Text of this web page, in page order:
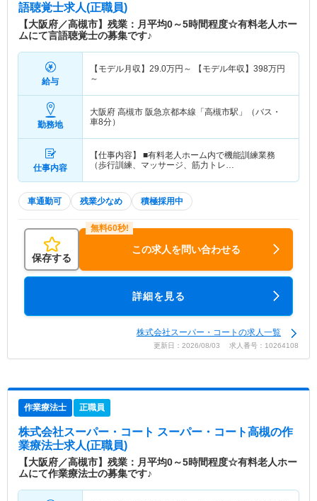
語聴覚士求人(正職員)
【大阪府／高槻市】残業：月平均0～5時間程度☆有料老人ホー
ムにて言語聴覚士の募集です♪
給与
【モデル月収】 29.0万円～ 【モデル年収】 398万円
～
勤務地
大阪府 高槻市 阪急京都本線「高槻市駅」（バス・
車8分）
仕事内容
【仕事内容】 ■有料老人ホーム内で機能訓練業務
（歩行訓練、マッサージ、筋力トレ…
車通勤可 残業少なめ 積極採用中
保存する
この求人を問い合わせる
詳細を見る
株式会社スーパー・コートの求人一覧
更新日：2026/08/03 求人番号：10264108
作業療法士 正職員
株式会社スーパー・コート スーパー・コート高槻の作
業療法士求人(正職員)
【大阪府／高槻市】残業：月平均0～5時間程度☆有料老人ホー
ムにて作業療法士の募集です♪